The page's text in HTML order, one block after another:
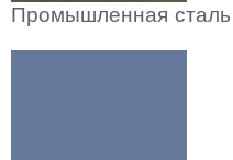
Промышленная сталь